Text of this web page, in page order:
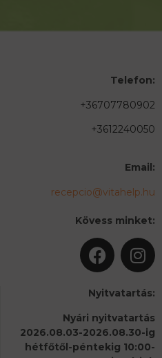
Telefon:
+36707780902
+3612240050
Email:
recepcio@vitahelp.hu
Kövess minket:
Nyitvatartás:
Nyári nyitvatartás
2026.08.03-2026.08.30-ig
hétfőtől-péntekig 10:00-